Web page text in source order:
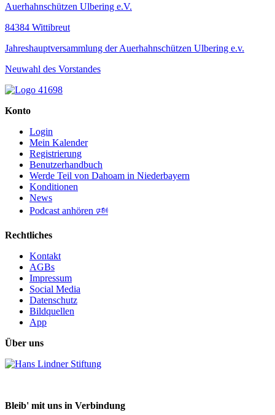
Auerhahnschützen Ulbering e.V.
84384 Wittibreut
Jahreshauptversammlung der Auerhahnschützen Ulbering e.v.
Neuwahl des Vorstandes
Konto
Login
Mein Kalender
Registrierung
Benutzerhandbuch
Werde Teil von Dahoam in Niederbayern
Konditionen
News
Podcast anhören 🕬
Rechtliches
Kontakt
AGBs
Impressum
Social Media
Datenschutz
Bildquellen
App
Über uns
Bleib' mit uns in Verbindung